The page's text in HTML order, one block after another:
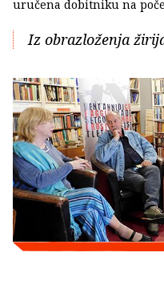
uručena dobitniku na
Iz obrazloženja